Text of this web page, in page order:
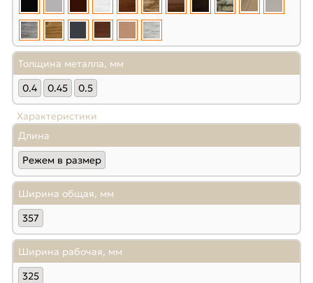
Толщина металла, мм
0.4
0.45 0.5
Характеристики
Длина
Режем в размер
Ширина общая, мм
357
Ширина рабочая, мм
325